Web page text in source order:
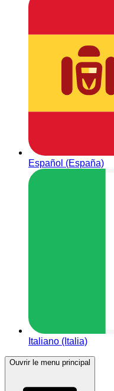
Español (España)
Italiano (Italia)
Ouvrir le menu principal